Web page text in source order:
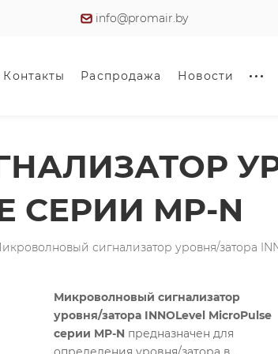
info@promair.by
Контакты Распродажа Новости
СЕРИИ MP-N
сигнализатор уровня/затора
Микроволновый сигнализатор
уровня/затора INNOLevel MicroPulse
серии MP-N предназначен для